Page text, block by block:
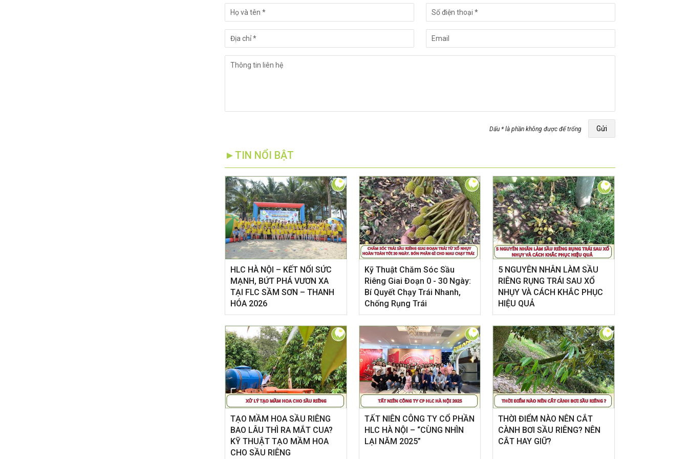
Dấu * là phần không được để trống Gửi
►TIN NỔI BẬT
HLC HÀ NỘI – KẾT NỐI SỨC
MẠNH, BỨT PHÁ VƯƠN XA
TẠI FLC SẦM SƠN – THANH
HÓA 2026
Kỹ Thuật Chăm Sóc Sầu
Riêng Giai Đoạn 0 - 30 Ngày:
Bí Quyết Chạy Trái Nhanh,
Chống Rụng Trái
5 NGUYÊN NHÂN LÀM SẦU
RIÊNG RỤNG TRÁI SAU XỔ
NHỤY VÀ CÁCH KHẮC PHỤC
HIỆU QUẢ
TẠO MẦM HOA SẦU RIÊNG
BAO LÂU THÌ RA MẮT CUA?
KỸ THUẬT TẠO MẦM HOA
CHO SẦU RIÊNG
​TẤT NIÊN CÔNG TY CỔ PHẦN
HLC HÀ NỘI – “CÙNG NHÌN
LẠI NĂM 2025”
THỜI ĐIỂM NÀO NÊN CẮT
CÀNH BƠI SẦU RIÊNG? NÊN
CẮT HAY GIỮ?